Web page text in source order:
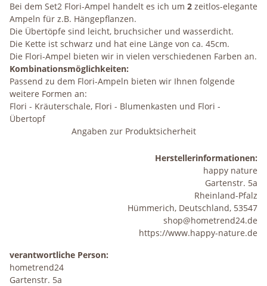
Bei dem Set2 Flori-Ampel handelt es ich um 2 zeitlos-elegante
Ampeln für z.B. Hängepflanzen.
Die Übertöpfe sind leicht, bruchsicher und wasserdicht.
Die Kette ist schwarz und hat eine Länge von ca. 45cm.
Die Flori-Ampel bieten wir in vielen verschiedenen Farben an.
Kombinationsmöglichkeiten:
Passend zu dem Flori-Ampeln bieten wir Ihnen folgende
weitere Formen an:
Flori - Kräuterschale, Flori - Blumenkasten und Flori -
Übertopf
Angaben zur Produktsicherheit
Herstellerinformationen:
happy nature
Gartenstr. 5a
Rheinland-Pfalz
Hümmerich, Deutschland, 53547
shop@hometrend24.de
https://www.happy-nature.de
verantwortliche Person:
hometrend24
Gartenstr. 5a